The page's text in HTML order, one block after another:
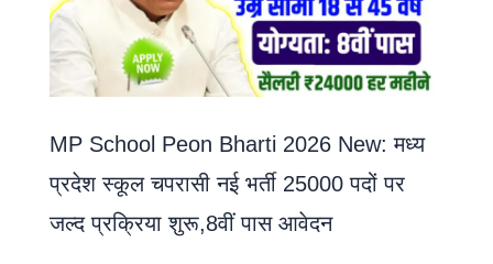
MP School Peon Bharti 2026 New: मध्य
प्रदेश स्कूल चपरासी नई भर्ती 25000 पदों पर
जल्द प्रक्रिया शुरू,8वीं पास आवेदन